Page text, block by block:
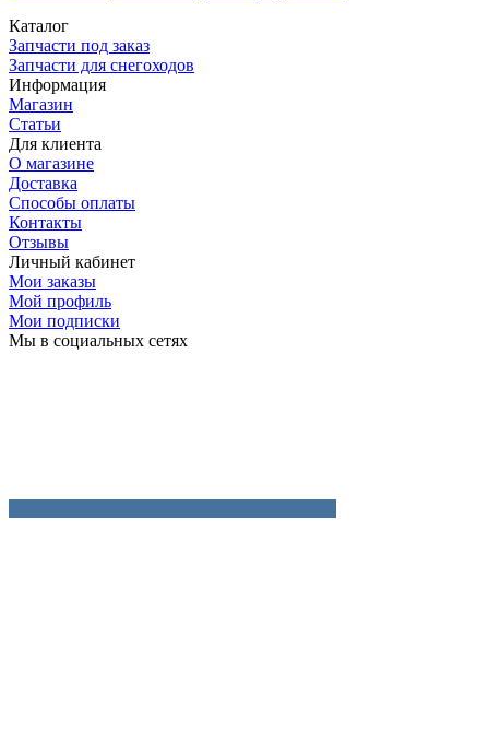
Каталог
Запчасти под заказ
Запчасти для снегоходов
Информация
Магазин
Статьи
Для клиента
О магазине
Доставка
Способы оплаты
Контакты
Отзывы
Личный кабинет
Мои заказы
Мой профиль
Мои подписки
Мы в социальных сетях